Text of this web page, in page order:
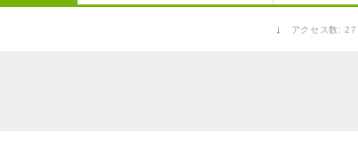
↓ アクセス数: